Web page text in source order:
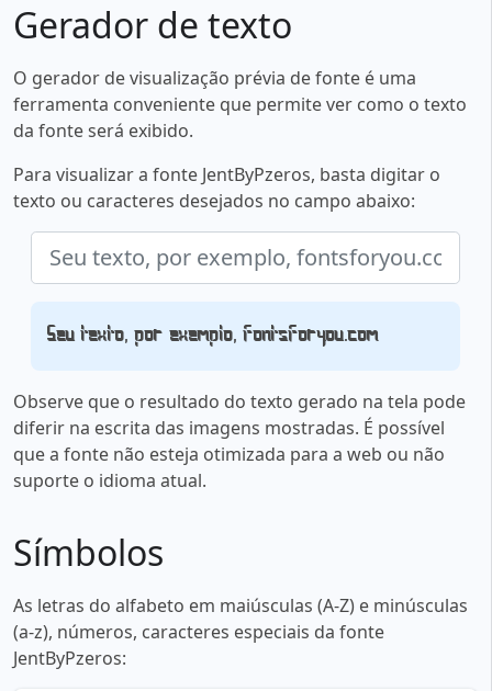
Gerador de texto
O gerador de visualização prévia de fonte é uma
ferramenta conveniente que permite ver como o texto
da fonte será exibido.
Para visualizar a fonte JentByPzeros, basta digitar o
texto ou caracteres desejados no campo abaixo:
Seu texto, por exemplo, fontsforyou.com
Observe que o resultado do texto gerado na tela pode
diferir na escrita das imagens mostradas. É possível
que a fonte não esteja otimizada para a web ou não
suporte o idioma atual.
Símbolos
As letras do alfabeto em maiúsculas (A-Z) e minúsculas
(a-z), números, caracteres especiais da fonte
JentByPzeros: